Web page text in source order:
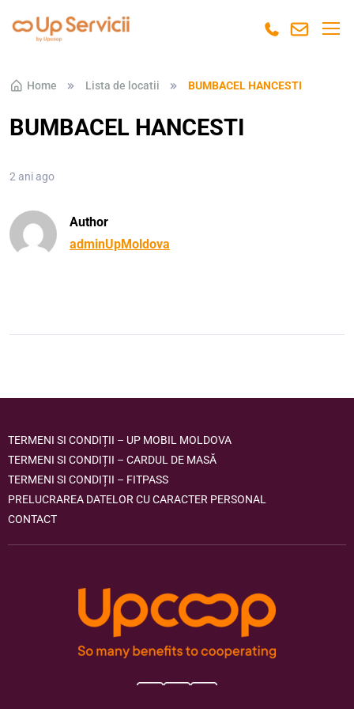
Skip to navigation
Skip to content
Home Lista de locatii BUMBACEL HANCESTI
BUMBACEL HANCESTI
2 ani ago
Author
adminUpMoldova
TERMENI SI CONDIȚII – UP MOBIL MOLDOVA
TERMENI SI CONDIȚII – CARDUL DE MASĂ
TERMENI SI CONDIȚII – FITPASS
PRELUCRAREA DATELOR CU CARACTER PERSONAL
CONTACT